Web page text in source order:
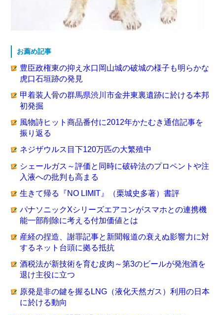
お薦め記事
豊臣政権東の抑え水口岡山城の破城の様子も明らかな
虎口石垣跡の発見
甲着装人骨の群馬県渋川市金井東裏遺跡に於ける本邦
初発掘
風物詩ヒット商品番付に2012年かたむき通信記事を
振り返る
ネジザウルス目下120万匹の大繁殖中
シェールガス～評価と同時に破砕法のプロペントや注
入液への批判も高まる
生きて帰る『NO LIMIT』（栗城史多著）書評
パナソニックXシリーズエアコンがスマホとの連携機
能一部削除に考える付加価値とは
産経の捏造、謝罪記事と新聞報道の衰えぬ影響力に対
するネット台頭に拠る抵抗
酒税法が新技術を育む皮肉～第3のビールが発泡酒を
退け主役に立つ
原発是非の鍵を握るLNG（液化天然ガス）利用の日本
に於ける動向